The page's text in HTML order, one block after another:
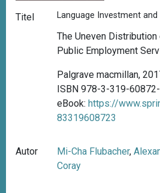
Titel Language Investment
The Uneven
Public Employment
Palgrave macmillan,
ISBN 978-3-319-
eBook:https://
83319608723
Autor Mi-Cha Flubacher,
Coray